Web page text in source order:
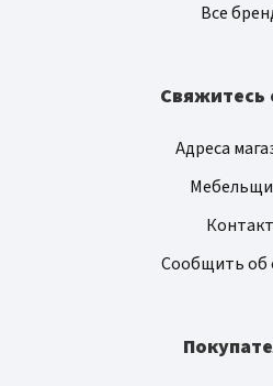
Все
Свяжитесь
Адреса
Сообщить об